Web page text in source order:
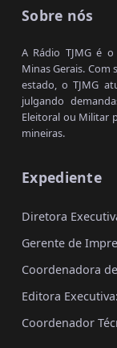
Sobre nós
A Rádio TJMG é
Minas Gerais.
estado, o TJMG
julgando
Eleitoral ou Militar
mineiras.
Expediente
Diretora
Gerente de
Coordenadora
Editora
Coordenador